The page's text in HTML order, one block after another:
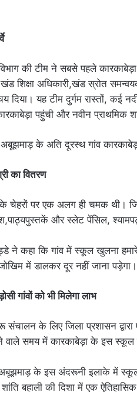
की टीम ने सबसे पहले
शिक्षा अधिकारी,खंड स्रोत
दिया। यह टीम दुर्गम रास्तों, कई
पहुंची और नवीन प्राथमिक
का वितरण
पर एक अलग ही चमक थी।
और स्लेट ​पेंसिल,
ने कहा कि गांव में स्कूल खुलना
में डालकर दूर नहीं जाना पड़ेगा।
गांवों को भी मिलेगा लाभ
के लिए जिला प्रशासन द्वारा
वाले समय में कारकाबेड़ा के इस
के इस अंदरूनी इलाके में
बहाली की दिशा में एक